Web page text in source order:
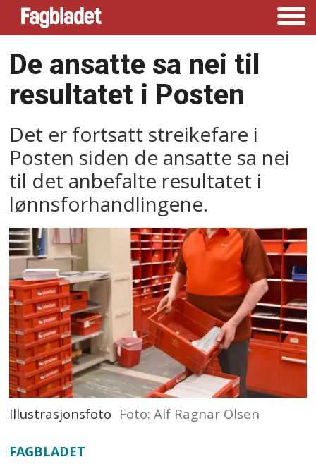
De ansatte sa nei til
resultatet i Posten
Det er fortsatt streikefare i
Posten siden de ansatte sa nei
til det anbefalte resultatet i
lønnsforhandlingene.
Illustrasjonsfoto Foto: Alf Ragnar Olsen
FAGBLADET